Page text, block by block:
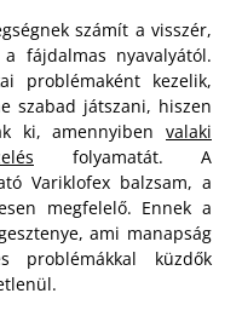
számít a visszér,
fájdalmas nyavalyától.
problémaként kezelik,
szabad játszani, hiszen
ki, amennyiben valaki
folyamatát. A
Variklofex balzsam, a
megfelelő. Ennek a
ami manapság
problémákkal küzdők